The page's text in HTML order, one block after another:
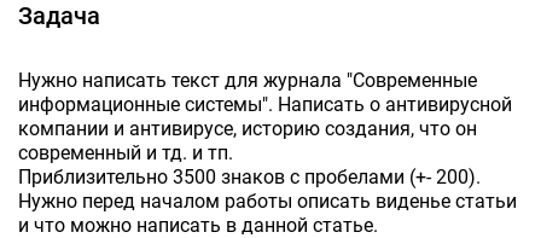
Задача
Нужно написать текст для журнала "Современные
информационные системы". Написать о антивирусной
компании и антивирусе, историю создания, что он
современный и тд. и тп.
Приблизительно 3500 знаков с пробелами (+- 200).
Нужно перед началом работы описать виденье статьи
и что можно написать в данной статье.